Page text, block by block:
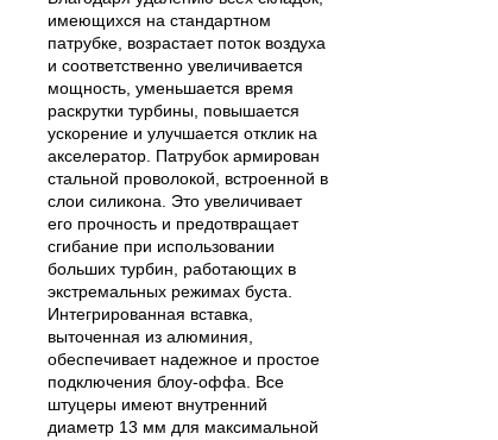
имеющихся на стандартном
патрубке, возрастает поток воздуха
и соответственно увеличивается
мощность, уменьшается время
раскрутки турбины, повышается
ускорение и улучшается отклик на
акселератор. Патрубок армирован
стальной проволокой, встроенной в
слои силикона. Это увеличивает
его прочность и предотвращает
сгибание при использовании
больших турбин, работающих в
экстремальных режимах буста.
Интегрированная вставка,
выточенная из алюминия,
обеспечивает надежное и простое
подключения блоу-оффа. Все
штуцеры имеют внутренний
диаметр 13 мм для максимальной